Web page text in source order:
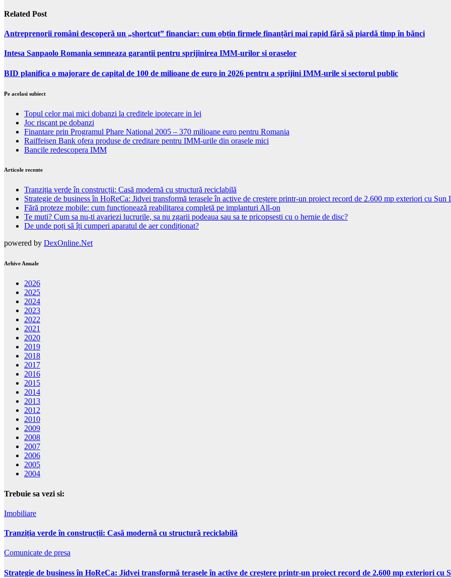
Related Post
Antreprenorii români descoperă un „shortcut” financiar: cum obțin firmele finanțări mai rapid fără să piardă timp în bănci
Intesa Sanpaolo Romania semneaza garantii pentru sprijinirea IMM-urilor si oraselor
BID planifica o majorare de capital de 100 de milioane de euro in 2026 pentru a sprijini IMM-urile si sectorul public
Pe acelasi subiect
Topul celor mai mici dobanzi la creditele ipotecare in lei
Joc riscant pe dobanzi
Finantare prin Programul Phare National 2005 – 370 milioane euro pentru Romania
Raiffeisen Bank ofera produse de creditare pentru IMM-urile din orasele mici
Bancile redescopera IMM
Articole recente
Tranziția verde în construcții: Casă modernă cu structură reciclabilă
Strategie de business în HoReCa: Jidvei transformă terasele în active de creștere printr-un proiect record de 2.600 mp exteriori cu Sun
Fără proteze mobile: cum funcționează reabilitarea completă pe implanturi All-on
Te muti? Cum sa nu-ti avariezi lucrurile, sa nu zgarii podeaua sau sa te pricopsesti cu o hernie de disc?
De unde poți să îți cumperi aparatul de aer condiționat?
powered by DexOnline.Net
Arhive Anuale
2026
2025
2024
2023
2022
2021
2020
2019
2018
2017
2016
2015
2014
2013
2012
2010
2009
2008
2007
2006
2005
2004
Trebuie sa vezi si:
Imobiliare
Tranziția verde în construcții: Casă modernă cu structură reciclabilă
Comunicate de presa
Strategie de business în HoReCa: Jidvei transformă terasele în active de creștere printr-un proiect record de 2.600 mp exteriori cu